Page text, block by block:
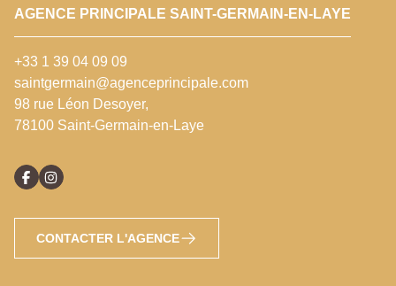
AGENCE PRINCIPALE SAINT-GERMAIN-EN-LAYE
+33 1 39 04 09 09
saintgermain@agenceprincipale.com
98 rue Léon Desoyer,
78100 Saint-Germain-en-Laye
CONTACTER L'AGENCE